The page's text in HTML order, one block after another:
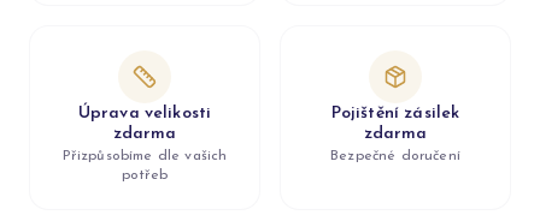
Úprava velikosti
zdarma
Přizpůsobíme dle vašich
potřeb
Pojištění zásilek
zdarma
Bezpečné doručení